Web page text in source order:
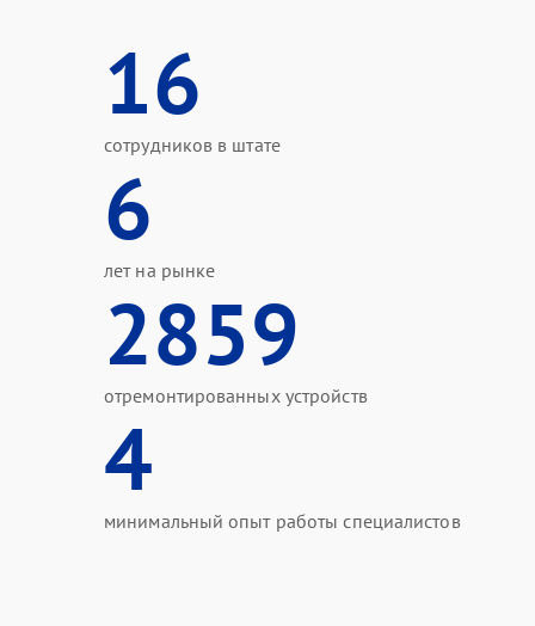
16
сотрудников в штате
6
лет на рынке
2859
отремонтированных устройств
4
минимальный опыт работы специалистов